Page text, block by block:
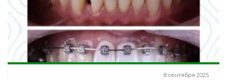
8 сентября 2025